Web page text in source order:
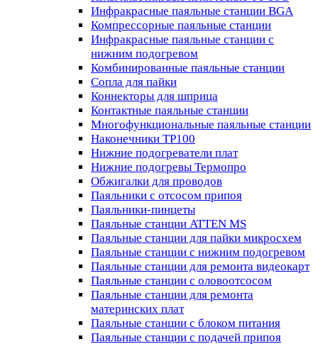
Инфракрасные паяльные станции BGA
Компрессорные паяльные станции
Инфракрасные паяльные станции с
нижним подогревом
Комбинированные паяльные станции
Сопла для пайки
Коннекторы для шприца
Контактные паяльные станции
Многофункциональные паяльные станции
Наконечники TP100
Нижние подогреватели плат
Нижние подогревы Термопро
Обжигалки для проводов
Паяльники с отсосом припоя
Паяльники-пинцеты
Паяльные станции ATTEN MS
Паяльные станции для пайки микросхем
Паяльные станции с нижним подогревом
Паяльные станции для ремонта видеокарт
Паяльные станции с оловоотсосом
Паяльные станции для ремонта
материнских плат
Паяльные станции с блоком питания
Паяльные станции с подачей припоя